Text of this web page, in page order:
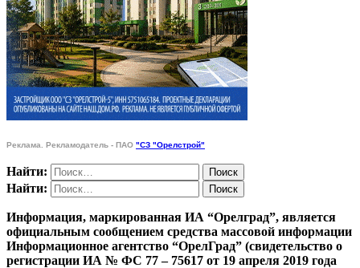
Реклама. Рекламодатель - ПАО "СЗ "Орелстрой"
Найти:
Найти:
Информация, маркированная ИА “Орелград”, является
официальным сообщением средства массовой информации
Информационное агентство “ОрелГрад” (свидетельство о
регистрации ИА № ФС 77 – 75617 от 19 апреля 2019 года